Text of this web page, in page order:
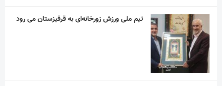
تیم ملی ورزش زورخانه‌ای به قرقیزستان می رود